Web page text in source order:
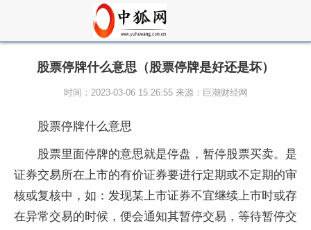
股票停牌什么意思（股票停牌是好还是坏）
时间：2023-03-06 15:26:55 来源：巨潮财经网
股票停牌什么意思
股票里面停牌的意思就是停盘，暂停股票买卖。是
证券交易所在上市的有价证券要进行定期或不定期的审
核或复核中，如：发现某上市证券不宜继续上市时或存
在异常交易的时候，便会通知其暂停交易，等待暂停交